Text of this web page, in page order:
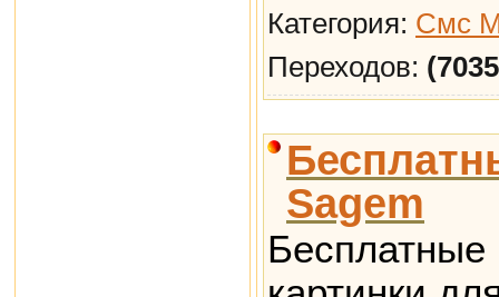
Категория: Смс
Переходов:
Sagem